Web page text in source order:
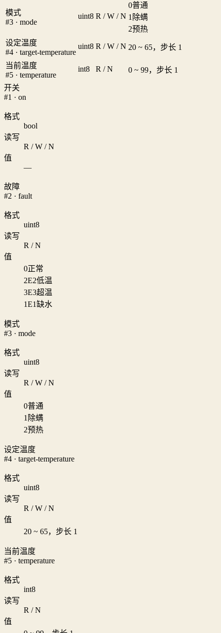
模式
#3 · mode
uint8 R / W / N
0普通
1 除螨
2预热
设定温度
#4 · target-temperature
uint8 R / W / N 20 ~ 65，步长 1
当前温度
#5 · temperature
int8 R / N 0 ~ 99，步长 1
开关
#1 · on
格式
bool
读写
R / W / N
值
—
故障
#2 · fault
格式
uint8
读写
R / N
值
0正常
2E2低温
3E3超温
1E1缺水
模式
#3 · mode
格式
uint8
读写
R / W / N
值
0普通
1 除螨
2预热
设定温度
#4 · target-temperature
格式
uint8
读写
R / W / N
值
20 ~ 65，步长 1
当前温度
#5 · temperature
格式
int8
读写
R / N
值